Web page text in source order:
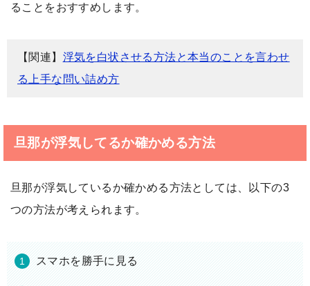
ることをおすすめします。
【関連】 浮気を白状させる方法と本当のことを言わせ
る上手な問い詰め方
旦那が浮気してるか確かめる方法
旦那が浮気しているか確かめる方法としては、以下の3
つの方法が考えられます。
スマホを勝手に見る